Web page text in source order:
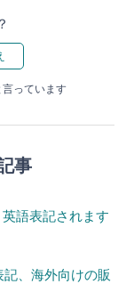
っています
事
語表記されます
記、海外向けの販